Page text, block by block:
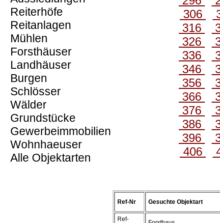
Reiterhöfe
Reitanlagen
Mühlen
Forsthäuser
Landhäuser
Burgen
Schlösser
Wälder
Grundstücke
Gewerbeimmobilien
Wohnhaeuser
Alle Objektarten
306
316
326
336
346
356
366
376
386
396
406
Ref-Nr Gesuchte Objektart
Ref-